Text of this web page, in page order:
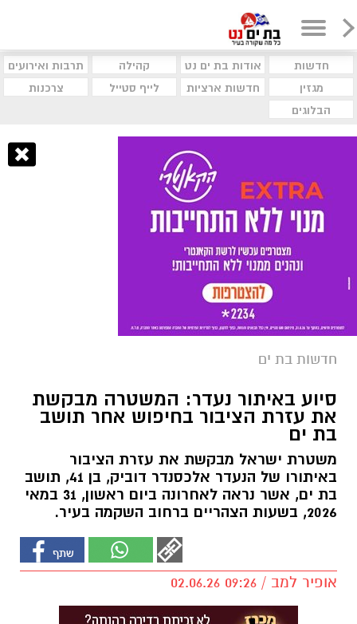
חדשות אודות בת ים נט קהילה
תרבות ואירועים
מגזין
חדשות ארציות לייף סטייל
צרכנות
הבלוגים
חדשות בת ים
סיוע באיתור נעדר: המשטרה מבקשת
את עזרת הציבור בחיפוש אחר תושב
בת ים
משטרת ישראל מבקשת את עזרת הציבור
באיתורו של הנעדר אלכסנדר דוביק, בן 41, תושב
בת ים, אשר נראה לאחרונה ביום ראשון, 31 במאי
2026, בשעות הצהריים ברחוב השקמה בעיר.
אופיר למב / 09:26 02.06.26